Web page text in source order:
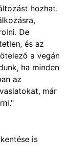
hozhat.
De
és az
a vegán
ha minden
az
már
is